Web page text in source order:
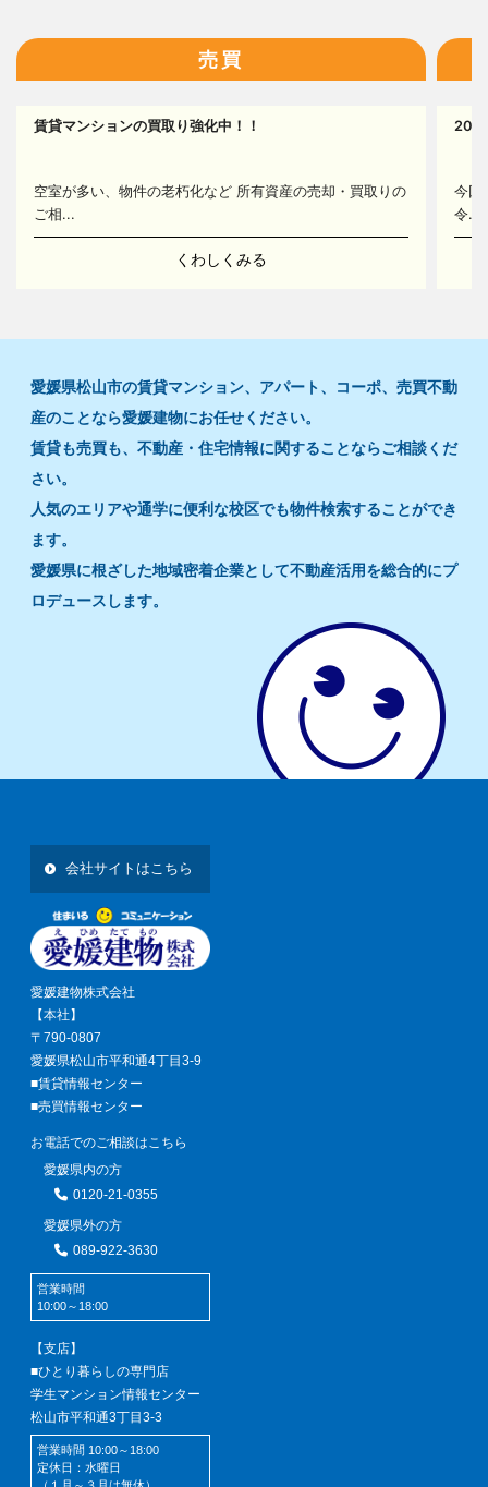
16
16
売買
賃貸マンションの買取り強化中！！
空室が多い、物件の老朽化など 所有資産の売却・買取りの
ご相...
くわしくみる
今回
令...
愛媛県松山市の賃貸マンション、アパート、コーポ、売買不動
産のことなら愛媛建物にお任せください。
賃貸も売買も、不動産・住宅情報に関することならご相談くだ
さい。
人気のエリアや通学に便利な校区でも物件検索することができ
ます。
愛媛県に根ざした地域密着企業として不動産活用を総合的にプ
ロデュースします。
会社サイトはこちら
愛媛建物株式会社
【本社】
〒790-0807
愛媛県松山市平和通4丁目3-9
■賃貸情報センター
■売買情報センター
お電話でのご相談はこちら
愛媛県内の方
0120-21-0355
愛媛県外の方
089-922-3630
営業時間
10:00～18:00
【支店】
■ひとり暮らしの専門店
学生マンション情報センター
松山市平和通3丁目3-3
営業時間 10:00～18:00
定休日：水曜日